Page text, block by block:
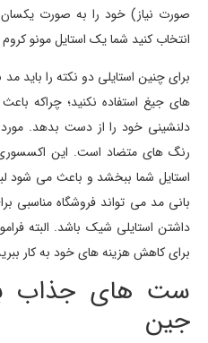
صورت نیاز) خود را به صورت
انتخاب کنید شما یک استایل مونو
برای چنین استایلی دو نکته را باید
های جیغ استفاده نکنید؛ چراکه
دلنشینی خود را از دست بدهد.
رنگ های متضاد است. این
استایل شما ببخشد و باعث می شود
داشتن استایلی شیک باشد. البته
برای کاهش هزینه های خود به کار
ست های جذاب
جین